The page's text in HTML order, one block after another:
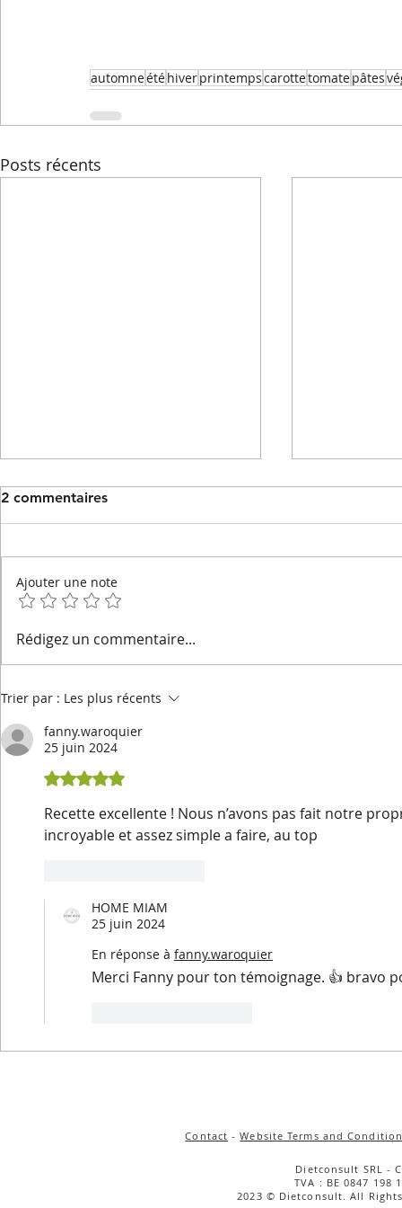
automneétéhiverprintempscarottetomatepâtes
Posts récents
Salade de quinoa
2 commentaires
Ajouter une note
Rédigez un commentaire...
Trier par : Les plus récents
fanny.waroquier
25 juin 2024
Noté 5 étoiles sur 5.
Recette excellente ! Nous n’avons pas fait notre
incroyable et assez simple a faire, au top
HOME MIAM
25 juin 2024
En réponse à fanny.waroquier
Merci Fanny pour ton témoignage. 👍 bravo
Contact -Website Terms and
Dietconsult SRL -
TVA : BE 0847 198
2023 © Dietconsult. All